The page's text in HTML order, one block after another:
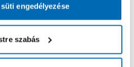
engedélyezése
szabás